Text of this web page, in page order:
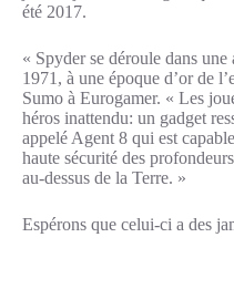
été 2017.
« Spyder se déroule dans
1971, à une époque d’or de
Sumo à Eurogamer. « Les
héros inattendu: un gadget
appelé Agent 8 qui est
haute sécurité des
au-dessus de la Terre. »
Espérons que celui-ci a des